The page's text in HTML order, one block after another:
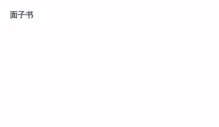
面子书